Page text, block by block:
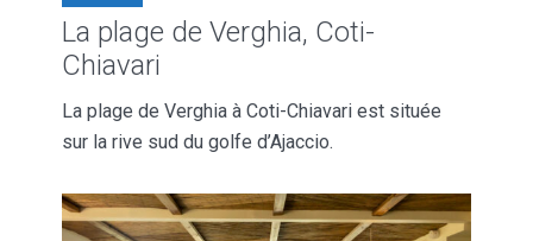
La plage de Verghia, Coti-
Chiavari
La plage de Verghia à Coti-Chiavari est située
sur la rive sud du golfe d’Ajaccio.